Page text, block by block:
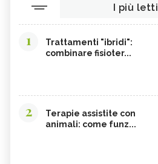
I più letti
1
Trattamenti "ibridi":
combinare fisioter...
2
Terapie assistite con
animali: come funz...